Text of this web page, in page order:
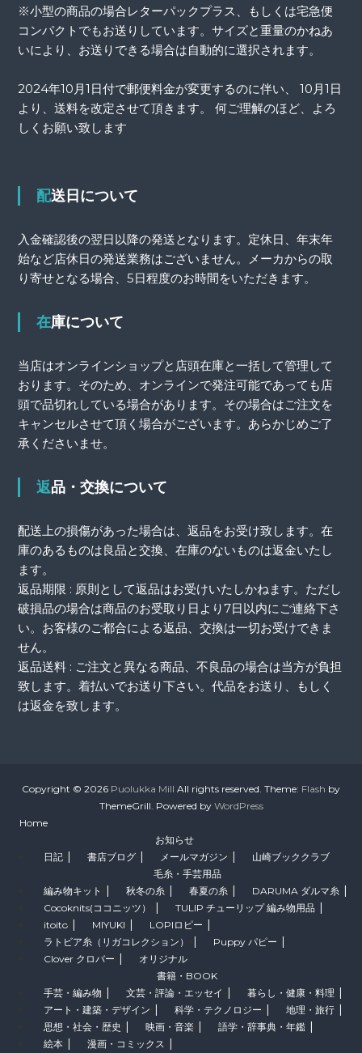
※小型の商品の場合レターパックプラス、もしくは宅急便
コンパクトでもお送りしています。サイズと重量のかねあ
いにより、お送りできる場合は自動的に選択されます。
2024年10月1日付で郵便料金が変更するのに伴い、 10月1日
より、送料を改定させて頂きます。 何ご理解のほど、よろ
しくお願い致します
配送日について
入金確認後の翌日以降の発送となります。定休日、年末年
始など店休日の発送業務はございません。メーカからの取
り寄せとなる場合、5日程度のお時間をいただきます。
在庫について
当店はオンラインショップと店頭在庫と一括して管理して
おります。そのため、オンラインで発注可能であっても店
頭で品切れしている場合があります。その場合はご注文を
キャンセルさせて頂く場合がございます。あらかじめご了
承くださいませ。
返品・交換について
配送上の損傷があった場合は、返品をお受け致します。在
庫のあるものは良品と交換、在庫のないものは返金いたし
ます。
返品期限 : 原則として返品はお受けいたしかねます。ただし
破損品の場合は商品のお受取り日より7日以内にご連絡下さ
い。お客様のご都合による返品、交換は一切お受けできま
せん。
返品送料 : ご注文と異なる商品、不良品の場合は当方が負担
致します。着払いでお送り下さい。代品をお送り、もしく
は返金を致します。
Copyright © 2026 Puolukka Mill All rights reserved. Theme: Flash by
ThemeGrill. Powered by WordPress
Home
お知らせ
日記
書店ブログ メールマガジン
山崎ブッククラブ
毛糸・手芸用品
編み物キット
秋冬の糸 春夏の糸
DARUMA ダルマ糸
Cocoknits(ココニッツ）
TULIP チューリップ 編み物用品
itoito
MIYUKI
LOPIロピー
ラトビア糸（リガコレクション）
Puppy パピー
Clover クロバー
オリジナル
書籍・BOOK
手芸・編み物
文芸・評論・エッセイ
暮らし・健康・料理
アート・建築・デザイン
科学・テクノロジー
地理・旅行
思想・社会・歴史
映画・音楽
語学・辞事典・年鑑
絵本
漫画・コミックス